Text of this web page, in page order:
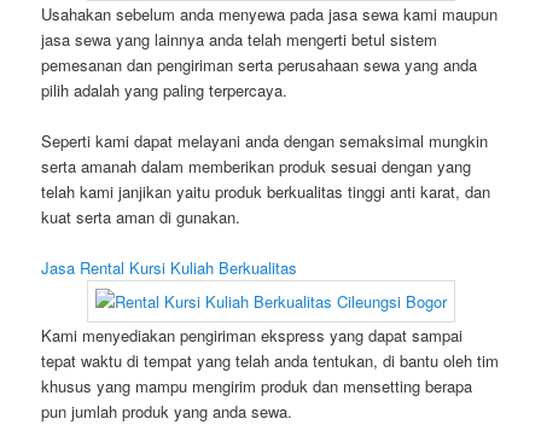
Usahakan sebelum anda menyewa pada jasa sewa kami maupun
jasa sewa yang lainnya anda telah mengerti betul sistem
pemesanan dan pengiriman serta perusahaan sewa yang anda
pilih adalah yang paling terpercaya.
Seperti kami dapat melayani anda dengan semaksimal mungkin
serta amanah dalam memberikan produk sesuai dengan yang
telah kami janjikan yaitu produk berkualitas tinggi anti karat, dan
kuat serta aman di gunakan.
Jasa Rental Kursi Kuliah Berkualitas
Kami menyediakan pengiriman ekspress yang dapat sampai
tepat waktu di tempat yang telah anda tentukan, di bantu oleh tim
khusus yang mampu mengirim produk dan mensetting berapa
pun jumlah produk yang anda sewa.